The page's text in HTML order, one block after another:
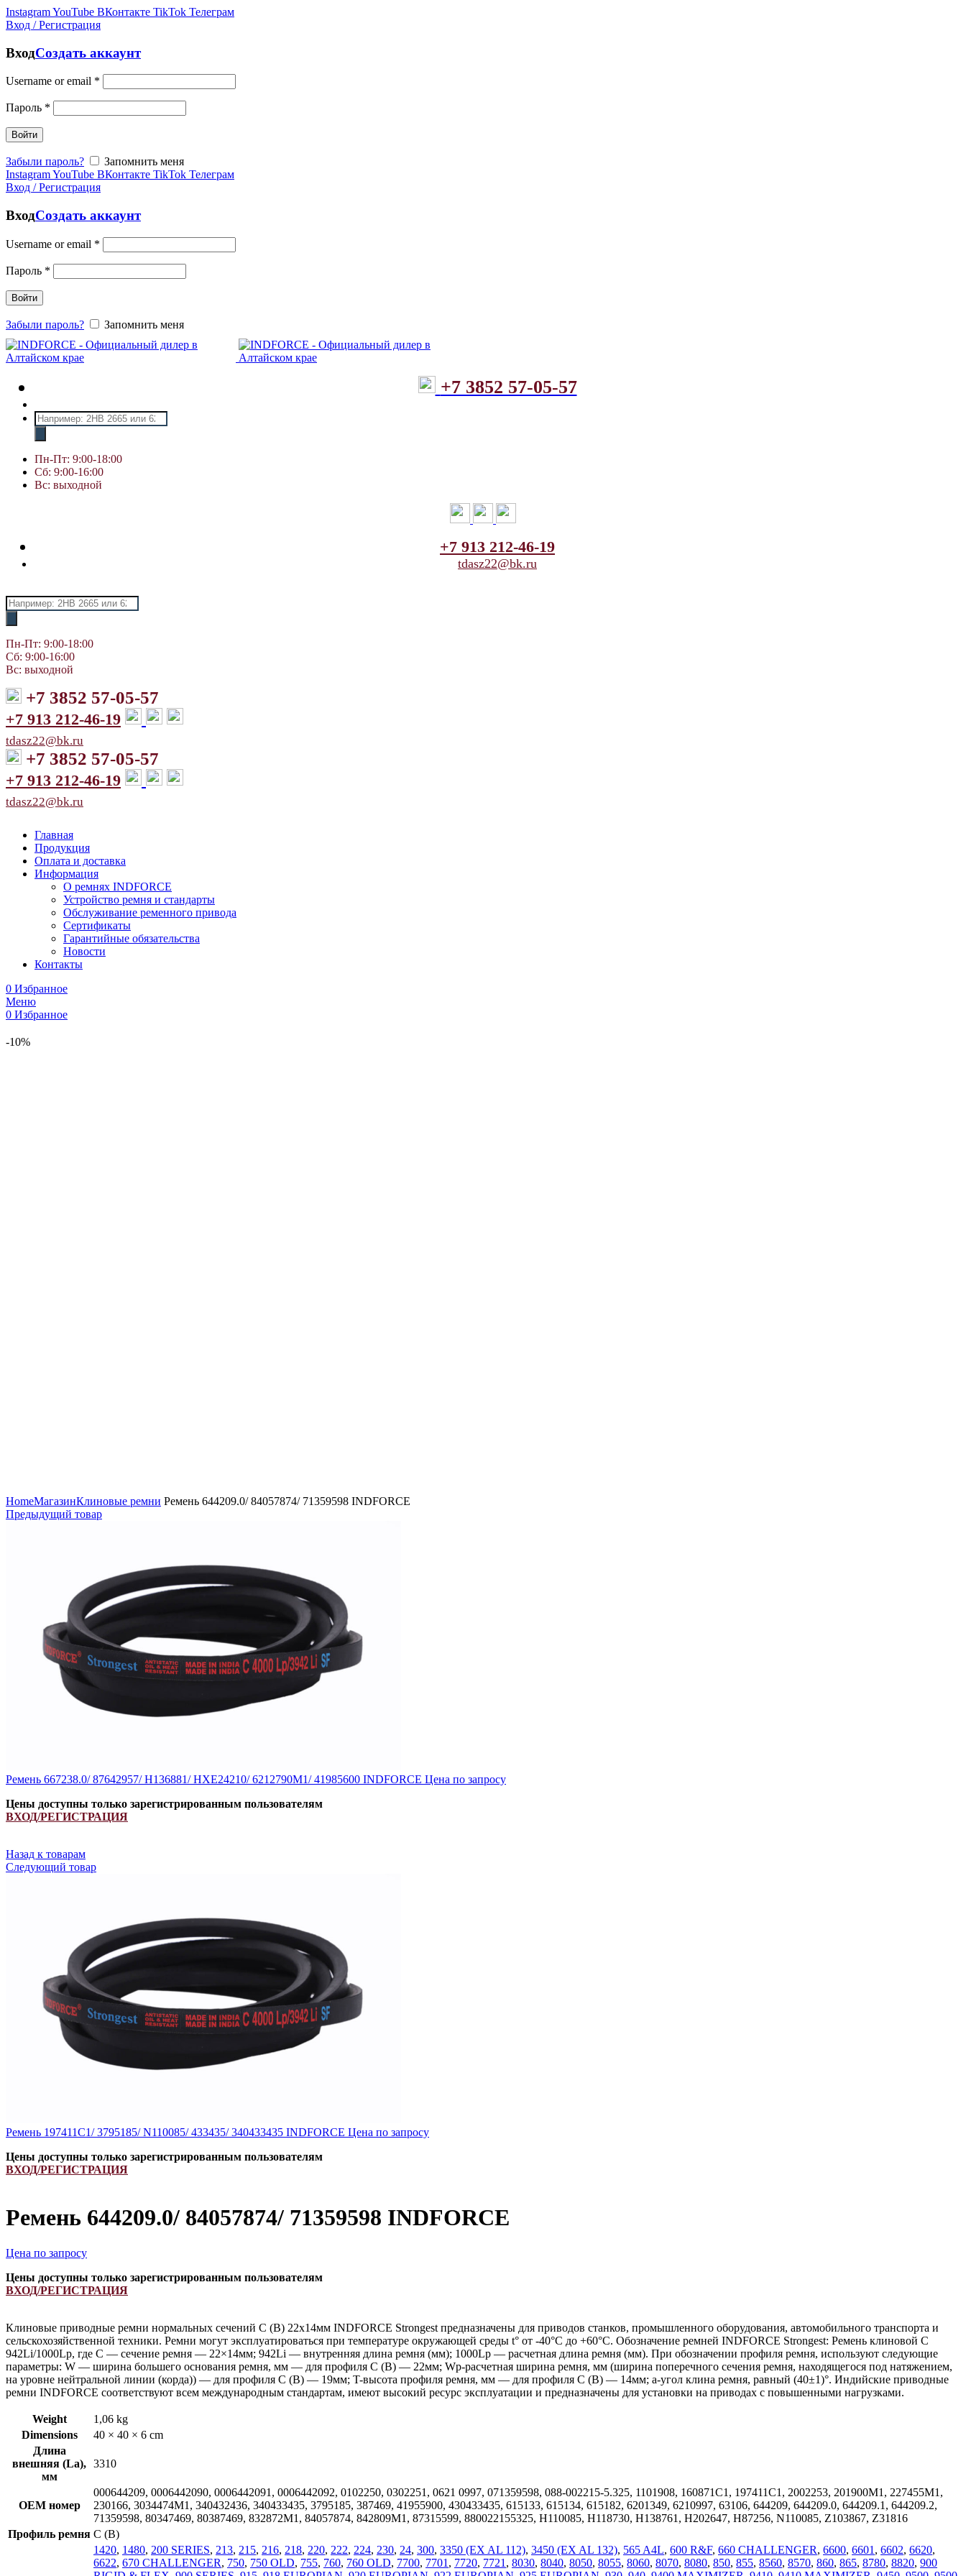
InstagramYouTube ВКонтакте TikTok Телеграм
Вход / Регистрация
ВходСоздать аккаунт
Username or email *
Пароль *
Войти
Забыли пароль?
Запомнить меня
InstagramYouTube ВКонтакте TikTok Телеграм
Вход / Регистрация
ВходСоздать аккаунт
Username or email *
Пароль *
Войти
Забыли пароль? Запомнить меня
+7 3852 57-05-57
Поиск
товаров
Пн-Пт: 9:00-18:00
Сб: 9:00-16:00
Вс: выходной
+7 913 212-46-19
tdasz22@bk.ru
Поиск
товаров
Пн-Пт: 9:00-18:00
Сб: 9:00-16:00
Вс: выходной
+7 3852 57-05-57
+7 913 212-46-19
tdasz22@bk.ru
+7 3852 57-05-57
+7 913 212-46-19
tdasz22@bk.ru
Главная
Продукция
Оплата и доставка
Информация
О ремнях INDFORCE
Устройство ремня и стандарты
Обслуживание ременного привода
Сертификаты
Гарантийные обязательства
Новости
Контакты
0 Избранное
Меню
0 Избранное
-10%
HomeМагазинКлиновые ремни Ремень 644209.0/ 84057874/ 71359598 INDFORCE
Предыдущий товар
Ремень 667238.0/ 87642957/ H136881/ HXE24210/ 6212790M1/ 41985600 INDFORCE Цена по запросу
Цены доступны только зарегистрированным пользователям
ВХОД/РЕГИСТРАЦИЯ
Назад к товарам
Следующий товар
Ремень 197411C1/ 3795185/ N110085/ 433435/ 340433435 INDFORCE Цена по запросу
Цены доступны только зарегистрированным пользователям
ВХОД/РЕГИСТРАЦИЯ
Ремень 644209.0/ 84057874/ 71359598 INDFORCE
Цена по запросу
Цены доступны только зарегистрированным пользователям
ВХОД/РЕГИСТРАЦИЯ
Клиновые приводные ремни нормальных сечений С (В) 22х14мм INDFORCE Strongest предназначены для приводов станков, промышленного оборудования, автомобильного транспорта и
сельскохозяйственной техники. Ремни могут эксплуатироваться при температуре окружающей среды t° от -40°С до +60°С. Обозначение ремней INDFORCE Strongest: Ремень клиновой С
942Li/1000Lp, где C — сечение ремня — 22×14мм; 942Li — внутренняя длина ремня (мм); 1000Lp — расчетная длина ремня (мм). При обозначении профиля ремня, используют следующие
параметры: W — ширина большего основания ремня, мм — для профиля С (В) — 22мм; Wp-расчетная ширина ремня, мм (ширина поперечного сечения ремня, находящегося под натяжением,
на уровне нейтральной линии (корда)) — для профиля С (В) — 19мм; T-высота профиля ремня, мм — для профиля С (В) — 14мм; a-угол клина ремня, равный (40±1)°. Индийские приводные
ремни INDFORCE соответствуют всем международным стандартам, имеют высокий ресурс эксплуатации и предназначены для установки на приводах с повышенными нагрузками.
Weight
1,06 kg
Dimensions
40 × 40 × 6 cm
Длина
внешняя (La),
мм
3310
OEM номер
000644209, 0006442090, 0006442091, 0006442092, 0102250, 0302251, 0621 0997, 071359598, 088-002215-5.325, 1101908, 160871C1, 197411C1, 2002253, 201900M1, 227455M1,
230166, 3034474M1, 340432436, 340433435, 3795185, 387469, 41955900, 430433435, 615133, 615134, 615182, 6201349, 6210997, 63106, 644209, 644209.0, 644209.1, 644209.2,
71359598, 80347469, 80387469, 832872M1, 84057874, 842809M1, 87315599, 880022155325, H110085, H118730, H138761, H202647, H87256, N110085, Z103867, Z31816
Профиль ремня C (В)
1420, 1480, 200 SERIES, 213, 215, 216, 218, 220, 222, 224, 230, 24, 300, 3350 (EX AL 112), 3450 (EX AL 132), 565 A4L, 600 R&F, 660 CHALLENGER, 6600, 6601 , 6602, 6620,
6622, 670 CHALLENGER, 750, 750 OLD, 755, 760, 760 OLD, 7700, 7701 , 7720, 7721 , 8030, 8040, 8050, 8055, 8060, 8070, 8080, 850, 855, 8560, 8570, 860, 865, 8780, 8820, 900